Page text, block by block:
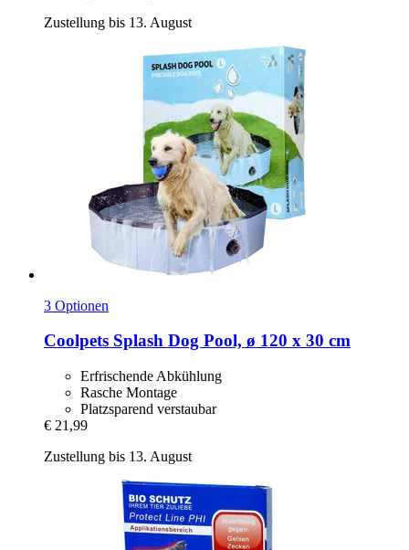
Zustellung bis 13. August
3 Optionen
Coolpets Splash Dog Pool, ø 120 x 30 cm
Erfrischende Abkühlung
Rasche Montage
Platzsparend verstaubar
€ 21,99
Zustellung bis 13. August